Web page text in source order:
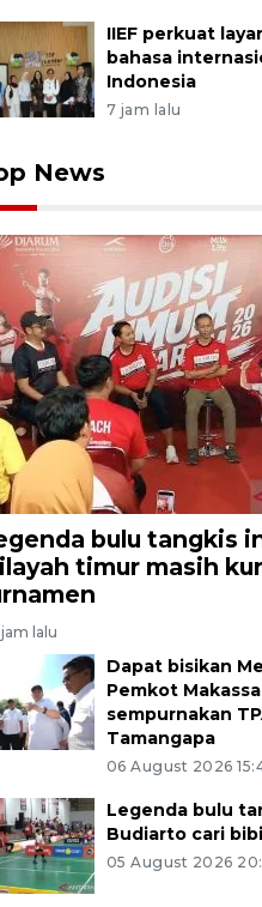
IIEF perkuat
bahasa
Indonesia
7 jam lalu
News
bulu tangkis
timur masih
lalu
Dapat bisikan
Pemkot
sempurnakan
Tamangapa
06 August 2026
Legenda bulu
Budiarto cari
05 August 2026